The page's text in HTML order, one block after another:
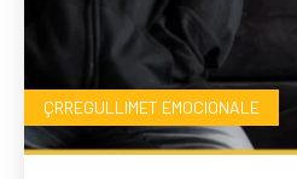
ÇRREGULLIMET EMOCIONALE